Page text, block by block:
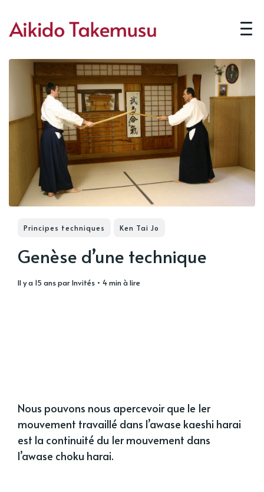
Principes techniques Ken Tai Jo
Genèse d’une technique
il y a 15 ansparInvités • 4 min à lire
Nous pouvons nous apercevoir que le 1er
mouvement travaillé dans l’awase kaeshi harai
est la continuité du 1er mouvement dans
l’awase choku harai.